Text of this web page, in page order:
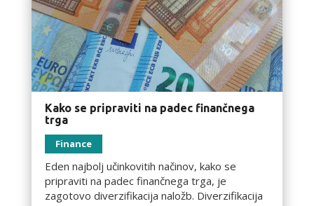
Kako se pripraviti na padec finančnega
trga
Finance
Eden najbolj učinkovitih načinov, kako se
pripraviti na padec finančnega trga, je
zagotovo diverzifikacija naložb. Diverzifikacija